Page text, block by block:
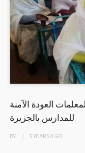
العودة الآمنة
للمدارس بالجزيرة
BY 5 YEARSAGO